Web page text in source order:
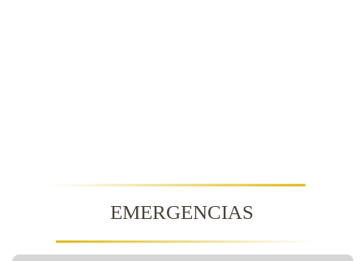
EMERGENCIAS